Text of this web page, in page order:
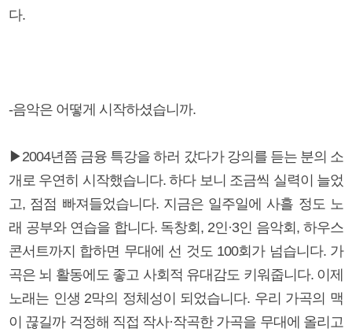
다.
-음악은 어떻게 시작하셨습니까.
▶2004년쯤 금융 특강을 하러 갔다가 강의를 듣는 분의 소
개로 우연히 시작했습니다. 하다 보니 조금씩 실력이 늘었
고, 점점 빠져들었습니다. 지금은 일주일에 사흘 정도 노
래 공부와 연습을 합니다. 독창회, 2인·3인 음악회, 하우스
콘서트까지 합하면 무대에 선 것도 100회가 넘습니다. 가
곡은 뇌 활동에도 좋고 사회적 유대감도 키워줍니다. 이제
노래는 인생 2막의 정체성이 되었습니다. 우리 가곡의 맥
이 끊길까 걱정해 직접 작사·작곡한 가곡을 무대에 올리고